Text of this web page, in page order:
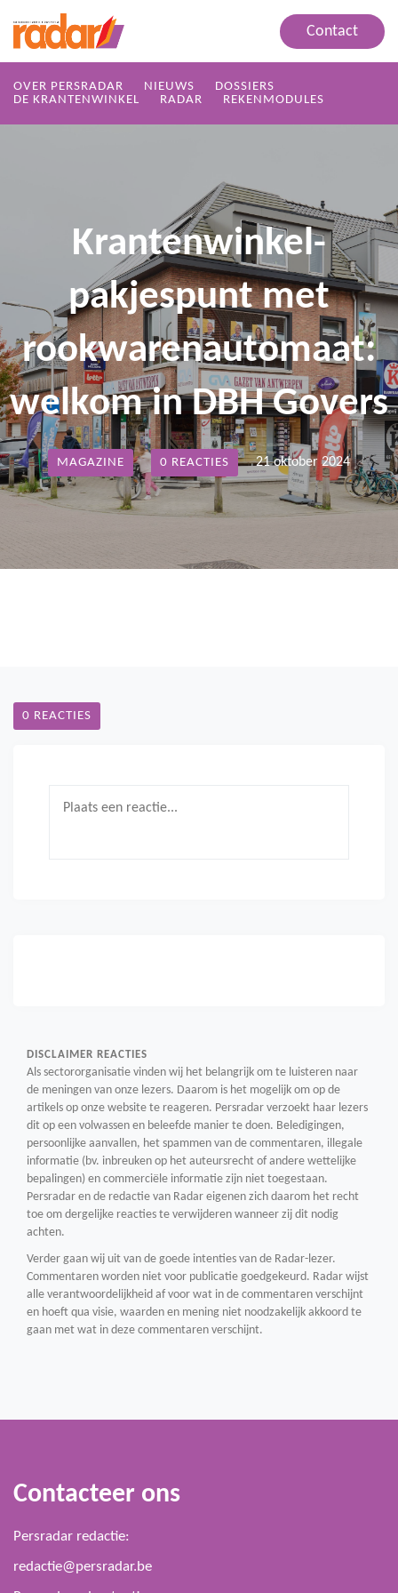
Contact
OVER PERSRADAR NIEUWS
DOSSIERS
DE KRANTENWINKEL
RADAR REKENMODULES
Krantenwinkel-
pakjespunt met
rookwarenautomaat:
welkom in DBH Govers
MAGAZINE 0 REACTIES 21 oktober 2024
0 REACTIES
DISCLAIMER REACTIES
Als sectororganisatie vinden wij het belangrijk om te luisteren naar
de meningen van onze lezers. Daarom is het mogelijk om op de
artikels op onze website te reageren. Persradar verzoekt haar lezers
dit op een volwassen en beleefde manier te doen. Beledigingen,
persoonlijke aanvallen, het spammen van de commentaren, illegale
informatie (bv. inbreuken op het auteursrecht of andere wettelijke
bepalingen) en commerciële informatie zijn niet toegestaan.
Persradar en de redactie van Radar eigenen zich daarom het recht
toe om dergelijke reacties te verwijderen wanneer zij dit nodig
achten.
Verder gaan wij uit van de goede intenties van de Radar-lezer.
Commentaren worden niet voor publicatie goedgekeurd. Radar wijst
alle verantwoordelijkheid af voor wat in de commentaren verschijnt
en hoeft qua visie, waarden en mening niet noodzakelijk akkoord te
gaan met wat in deze commentaren verschijnt.
Contacteer ons
Persradar redactie:
redactie@persradar.be